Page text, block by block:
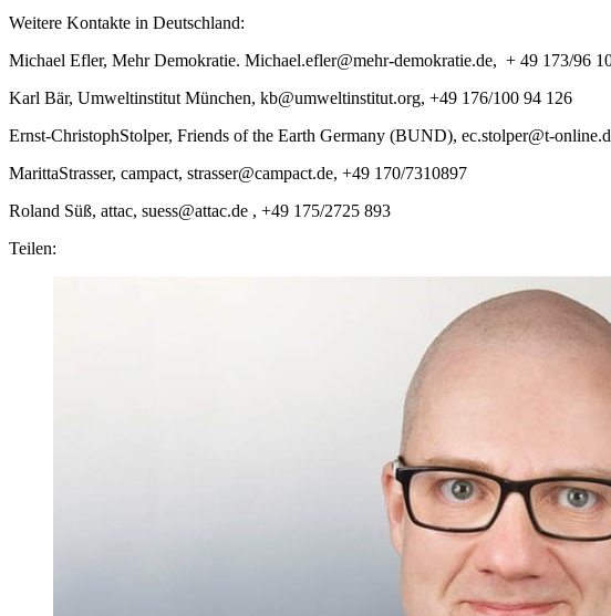
Weitere Kontakte in Deutschland:
Michael Efler, Mehr Demokratie. Michael.efler@mehr-demokratie.de, + 49 173/96
Karl Bär, Umweltinstitut München, kb@umweltinstitut.org, +49 176/100 94 126
Ernst-ChristophStolper, Friends of the Earth Germany (BUND), ec.stolper@t-
MarittaStrasser, campact, strasser@campact.de, +49 170/7310897
Roland Süß, attac, suess@attac.de , +49 175/2725 893
Teilen: